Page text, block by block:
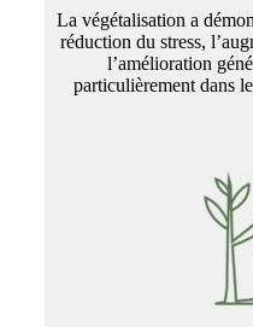
La végétalisation a
réduction du stress,
l’amélioration
particulièrement dans